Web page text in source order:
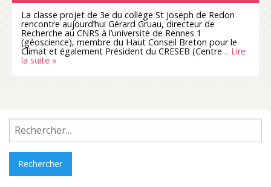
La classe projet de 3e du collège St Joseph de Redon
rencontre aujourd’hui Gérard Gruau, directeur de
Recherche au CNRS à l’université de Rennes 1
(géoscience), membre du Haut Conseil Breton pour le
Climat et également Président du CRESEB (Centre… Lire
la suite »
Rechercher :